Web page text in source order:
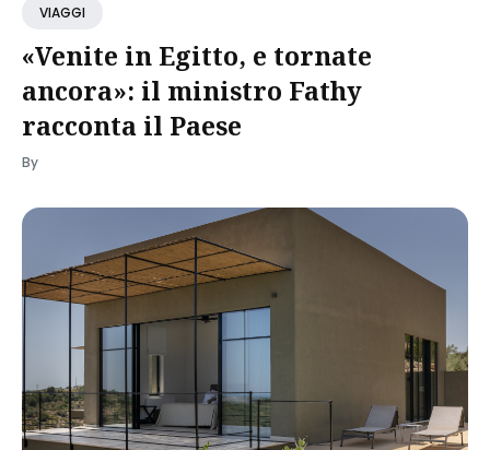
VIAGGI
«Venite in Egitto, e tornate
ancora»: il ministro Fathy
racconta il Paese
By